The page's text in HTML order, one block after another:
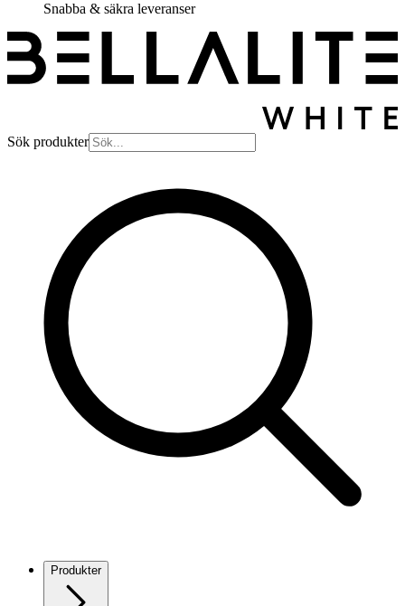
Snabba & säkra leveranser
Sök produkter
Produkter